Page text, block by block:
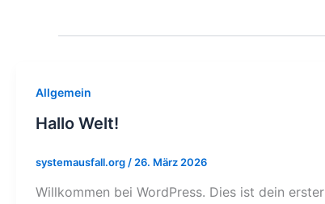
Allgemein
Hallo Welt!
systemausfall.org / 26. März 2026
Willkommen bei WordPress. Dies ist dein erster